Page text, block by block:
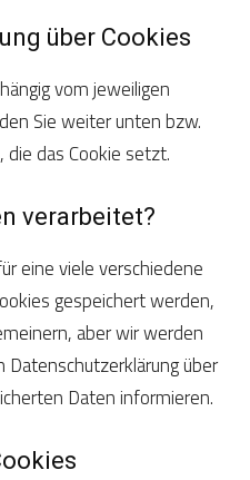
über Cookies
vom jeweiligen
Sie weiter unten bzw.
das Cookie setzt.
verarbeitet?
eine viele verschiedene
gespeichert werden,
aber wir werden
über
Daten informieren.